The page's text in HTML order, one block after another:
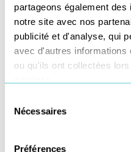
partageons également
notre site avec nos
publicité et d'analyse, qui
avec d'autres informations
ou qu'ils ont collectées
Nécessaires
Préférences
Salon de la